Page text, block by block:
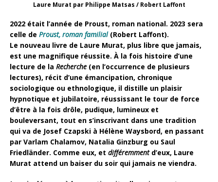
Laure Murat par Philippe Matsas / Robert Laffont
2022 était l’année de Proust, roman national. 2023 sera
celle de Proust, roman familial(Robert Laffont).
Le nouveau livre de Laure Murat, plus libre que jamais,
est une magnifique réussite. À la fois histoire d’une
lecture de la Recherche (en l’occurrence de plusieurs
lectures), récit d’une émancipation, chronique
sociologique ou ethnologique, il distille un plaisir
hypnotique et jubilatoire, réussissant le tour de force
d’être à la fois drôle, pudique, lumineux et
bouleversant, tout en s’inscrivant dans une tradition
qui va de Josef Czapski à Hélène Waysbord, en passant
par Varlam Chalamov, Natalia Ginzburg ou Saul
Friedländer. Comme eux, et différemmentd’eux, Laure
Murat attend un baiser du soir qui jamais ne viendra.